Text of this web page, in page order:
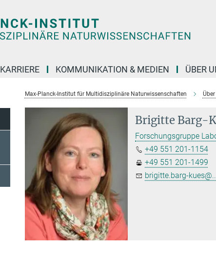
KARRIERE KOMMUNIKATION & MEDIEN ÜBER
Max-Planck-Institut für Multidisziplinäre Naturwissenschaften
Brigitte Barg-
Forschungsgruppe
+49 551 201-1154
+49 551 201-1499
brigitte.barg-